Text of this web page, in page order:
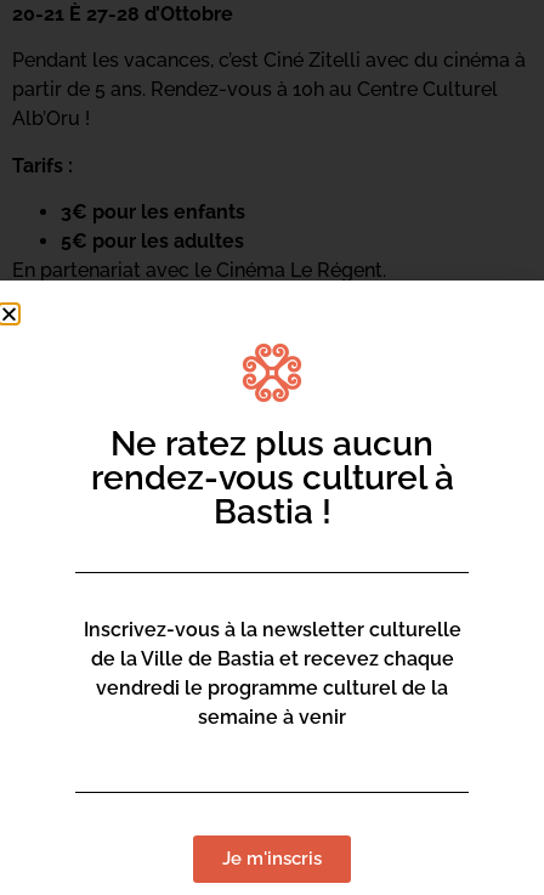
20-21 È 27-28 d’Ottobre
Pendant les vacances, c’est Ciné Zitelli avec du cinéma à
partir de 5 ans. Rendez-vous à 10h au Centre Culturel
Alb’Oru !
Tarifs :
3€ pour les enfants
5€ pour les adultes
En partenariat avec le Cinéma Le Régent.
Ne ratez plus aucun
rendez-vous culturel à
Bastia !
Inscrivez-vous à la newsletter culturelle
de la Ville de Bastia et recevez chaque
vendredi le programme culturel de la
semaine à venir
Je m'inscris